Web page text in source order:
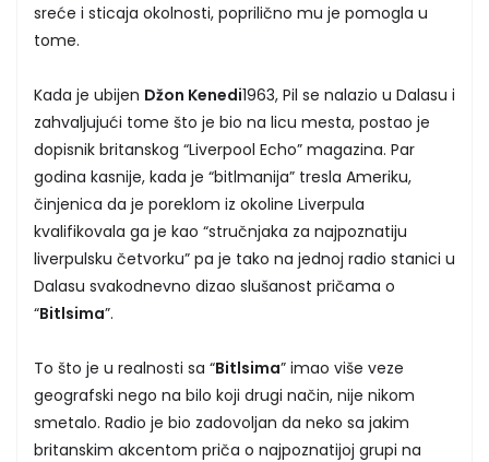
sreće i sticaja okolnosti, poprilično mu je pomogla u
tome.
Kada je ubijen Džon Kenedi1963, Pil se nalazio u Dalasu i
zahvaljujući tome što je bio na licu mesta, postao je
dopisnik britanskog “Liverpool Echo” magazina. Par
godina kasnije, kada je “bitlmanija” tresla Ameriku,
činjenica da je poreklom iz okoline Liverpula
kvalifikovala ga je kao “stručnjaka za najpoznatiju
liverpulsku četvorku” pa je tako na jednoj radio stanici u
Dalasu svakodnevno dizao slušanost pričama o
“Bitlsima”.
To što je u realnosti sa “Bitlsima” imao više veze
geografski nego na bilo koji drugi način, nije nikom
smetalo. Radio je bio zadovoljan da neko sa jakim
britanskim akcentom priča o najpoznatijoj grupi na